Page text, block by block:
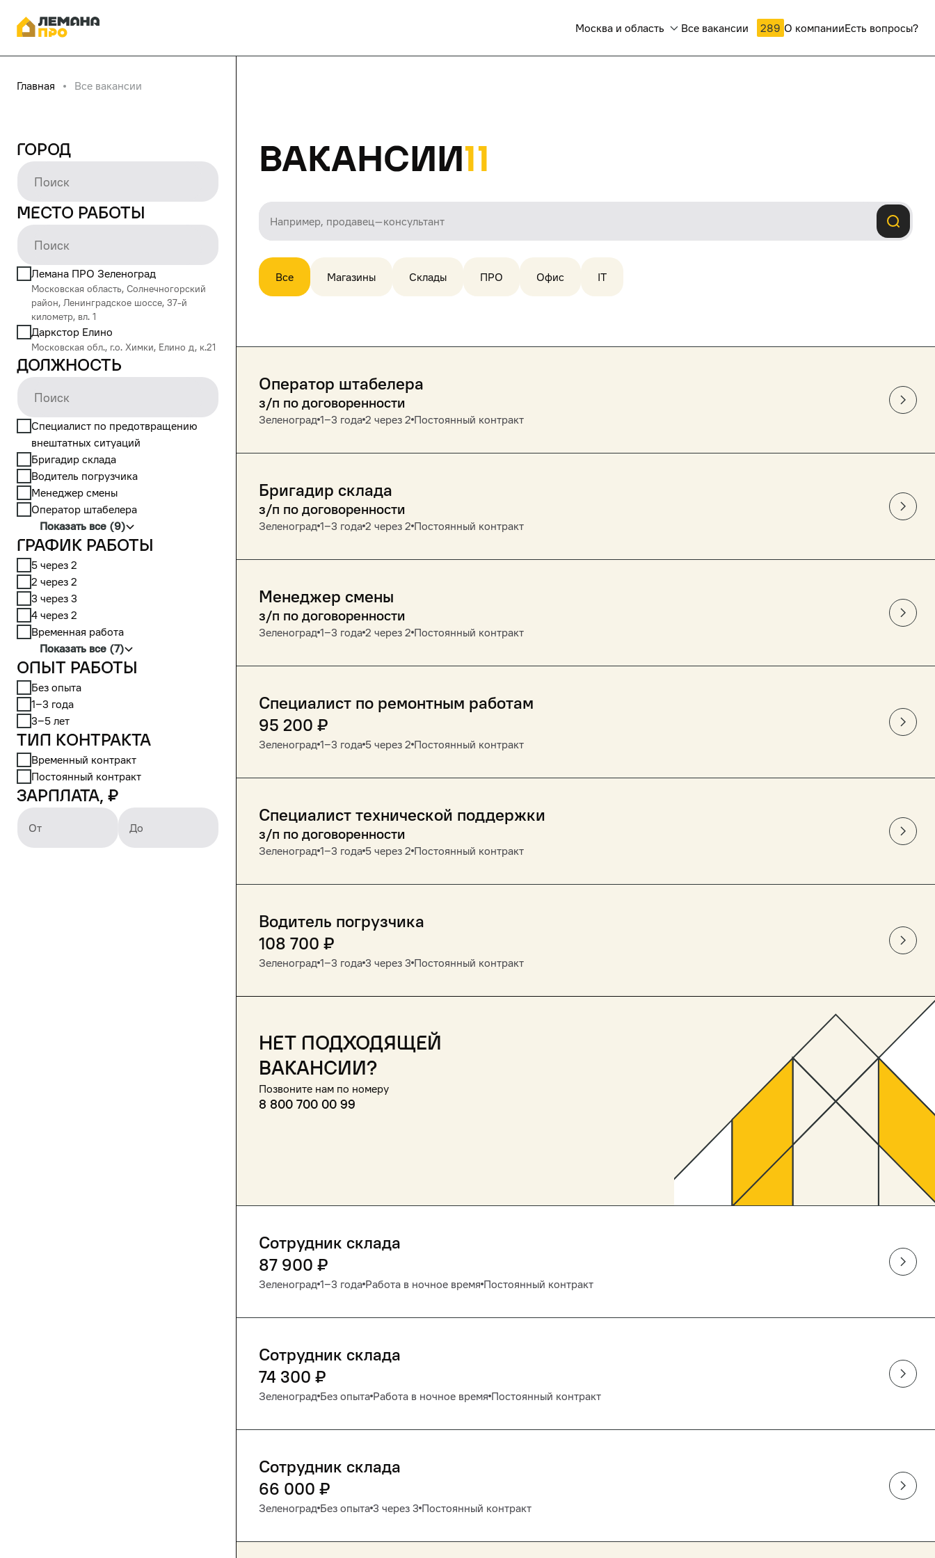
Москва и область Все вакансии 289 О компанииЕсть вопросы?
Главная Все вакансии
Город
Место работы
Лемана ПРО Зеленоград
Московская область, Солнечногорский
район, Ленинградское шоссе, 37-й
километр, вл. 1
Даркстор Елино
Московская обл., г.о. Химки, Елино д, к.21
Должность
Cпециалист по предотвращению
внештатных ситуаций
Бригадир склада
Водитель погрузчика
Менеджер смены
Оператор штабелера
Показать все (9)
График работы
5 через 2
2 через 2
3 через 3
4 через 2
Временная работа
Показать все (7)
Опыт работы
Без опыта
1‒3 года
3‒5 лет
Тип контракта
Временный контракт
Постоянный контракт
Зарплата, ₽
От До
Вакансии11
Все Магазины Склады ПРО Офис IT
Оператор штабелера
з/п по договоренности
Зеленоград 1‒3 года 2 через 2 Постоянный контракт
Бригадир склада
з/п по договоренности
Зеленоград 1‒3 года 2 через 2 Постоянный контракт
Менеджер смены
з/п по договоренности
Зеленоград 1‒3 года 2 через 2 Постоянный контракт
Специалист по ремонтным работам
95 200 ₽
Зеленоград 1‒3 года 5 через 2 Постоянный контракт
Специалист технической поддержки
з/п по договоренности
Зеленоград 1‒3 года 5 через 2 Постоянный контракт
Водитель погрузчика
108 700 ₽
Зеленоград 1‒3 года 3 через 3 Постоянный контракт
Нет подходящей
вакансии?
Позвоните нам по номеру
8 800 700 00 99
Сотрудник склада
87 900 ₽
Зеленоград 1‒3 года Работа в ночное время Постоянный контракт
Сотрудник склада
74 300 ₽
Зеленоград Без опыта Работа в ночное время Постоянный контракт
Сотрудник склада
66 000 ₽
Зеленоград Без опыта 3 через 3 Постоянный контракт